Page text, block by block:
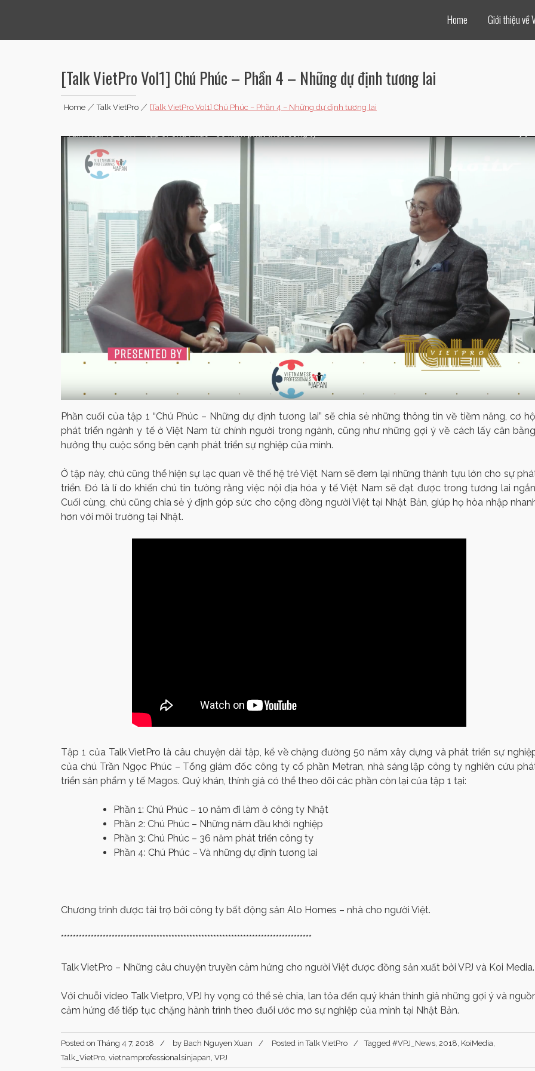
Home Giới thiệu về
[Talk VietPro Vol1] Chú Phúc – Phần 4 – Những dự định tương lai
Home|Talk VietPro| [Talk VietPro Vol1] Chú Phúc – Phần 4 – Những dự định tương lai
Phần cuối của tập 1 “Chú Phúc – Những dự định tương lai” sẽ chia sẻ những thông tin về tiềm năng, cơ
phát triển ngành y tế ở Việt Nam từ chính người trong ngành, cũng như những gợi ý về cách lấy cân
hưởng thụ cuộc sống bên cạnh phát triển sự nghiệp của mình.
Ở tập này, chú cũng thể hiện sự lạc quan về thế hệ trẻ Việt Nam sẽ đem lại những thành tựu lớn cho sự
triển. Đó là lí do khiến chú tin tưởng rằng việc nội địa hóa y tế Việt Nam sẽ đạt được trong tương lai
Cuối cùng, chú cũng chia sẻ ý định góp sức cho cộng đồng người Việt tại Nhật Bản, giúp họ hòa nhập
hơn với môi trường tại Nhật.
​Tập 1 của Talk VietPro là câu chuyện dài tập, kể về chặng đường 50 năm xây dựng và phát triển sự
của chú Trần Ngọc Phúc – Tổng giám đốc công ty cổ phần Metran, nhà sáng lập công ty nghiên cứu
triển sản phẩm y tế Magos. Quý khán, thính giả có thể theo dõi các phần còn lại của tập 1 tại:
Phần 1: Chú Phúc – 10 năm đi làm ở công ty Nhật
Phần 2: Chú Phúc – Những năm đầu khởi nghiệp
Phần 3: Chú Phúc – 36 năm phát triển công ty
Phần 4: Chú Phúc – Và những dự định tương lai
Chương trình được tài trợ bởi công ty bất động sản Alo Homes – nhà cho người Việt.
************************************************************************************
Talk VietPro – Những câu chuyện truyền cảm hứng cho người Việt được đồng sản xuất bởi VPJ và Koi Media.
Với chuỗi video Talk Vietpro, VPJ hy vọng có thể sẻ chia, lan tỏa đến quý khán thính giả những gợi ý và
cảm hứng để tiếp tục chặng hành trình theo đuổi ước mơ sự nghiệp của mình tại Nhật Bản.
Posted onTháng 4 7, 2018 by Bach Nguyen Xuan Posted inTalk VietPro Tagged #VPJ_News, 2018, KoiMedia,
Talk_VietPro, vietnamprofessionalsinjapan, VPJ